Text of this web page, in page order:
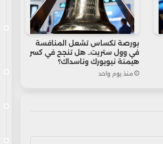
بورصة تكساس تشعل المنافسة
في وول ستريت.. هل تنجح في كسر
هيمنة نيويورك وناسداك؟
منذ يوم واحد